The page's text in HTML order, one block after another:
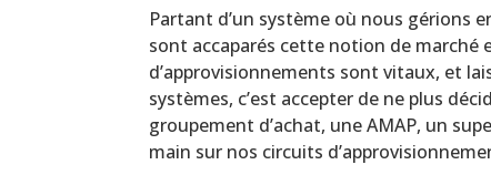
Partant d’un système où nous gérions
sont accaparés cette notion de marché
d’approvisionnements sont vitaux, et
systèmes, c’est accepter de ne plus
groupement d’achat, une AMAP, un
main sur nos circuits